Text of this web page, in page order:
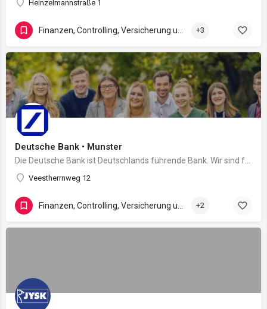
Heinzelmannstraße 1
+3
Deutsche Bank • Munster
Veestherrnweg 12
+2